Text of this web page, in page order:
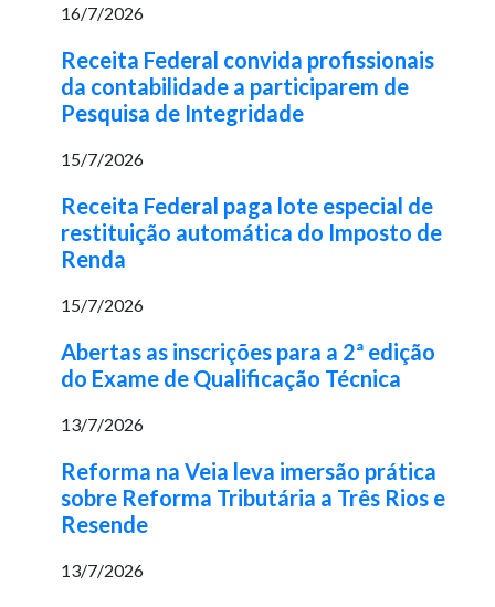
16/7/2026
Receita Federal convida profissionais
da contabilidade a participarem de
Pesquisa de Integridade
15/7/2026
Receita Federal paga lote especial de
restituição automática do Imposto de
Renda
15/7/2026
Abertas as inscrições para a 2ª edição
do Exame de Qualificação Técnica
13/7/2026
Reforma na Veia leva imersão prática
sobre Reforma Tributária a Três Rios e
Resende
13/7/2026